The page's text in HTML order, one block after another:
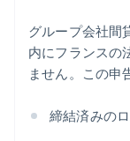
グループ会社間
内にフランスの
ません。この申
締結済みの